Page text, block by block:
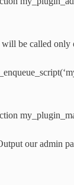
be called only
our admin